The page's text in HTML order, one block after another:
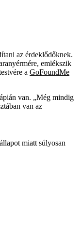
az érdeklődőknek.
emlékszik
a GoFoundMe
van. „Még mindig
van az
miatt súlyosan